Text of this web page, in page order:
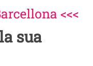
<<<
sua